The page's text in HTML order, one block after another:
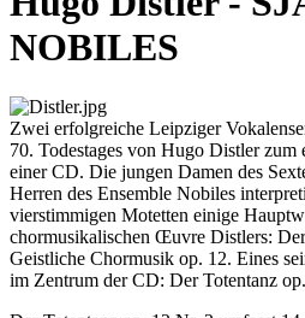
NOBILES
Zwei erfolgreiche Leipziger
70. Todestages von Hugo Distler zum
einer CD. Die jungen Damen des
Herren des Ensemble Nobiles
vierstimmigen Motetten einige
chormusikalischen Œuvre Distlers:
Geistliche Chormusik op. 12. Eines
im Zentrum der CD: Der Totentanz